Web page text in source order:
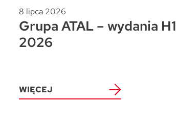
8 lipca 2026
Grupa ATAL – wydania H1
2026
WIĘCEJ